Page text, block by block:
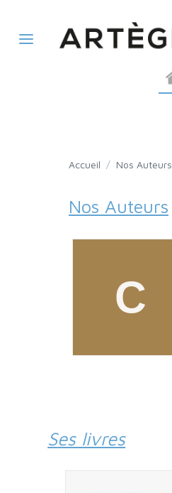
Accueil / Nos Auteurs
Nos Auteurs
Ses livres